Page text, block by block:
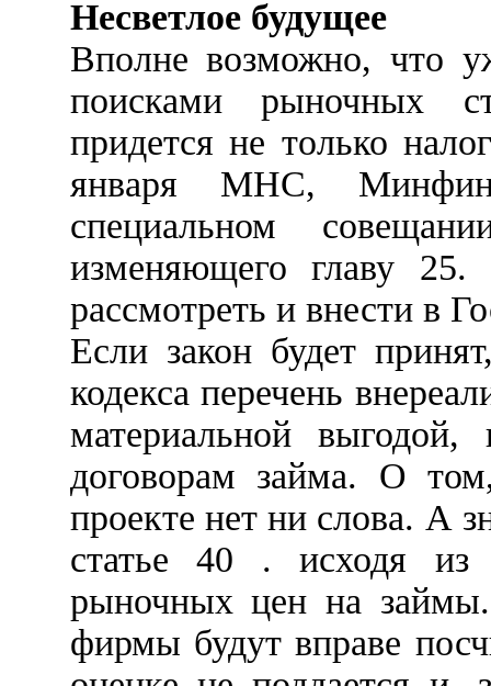
Несветлое будущее
Вполне возможно, что
поисками рыночных
придется не только
января МНС,
специальном
изменяющего главу
рассмотреть и внести в
Если закон будет
кодекса перечень
материальной
договорам займа. О
проекте нет ни слова. А
статье 40 . исходя
рыночных цен на
фирмы будут вправе